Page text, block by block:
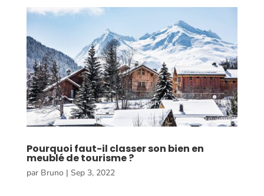
Pourquoi faut-il classer son bien en
meublé de tourisme ?
par Bruno| Sep 3, 2022